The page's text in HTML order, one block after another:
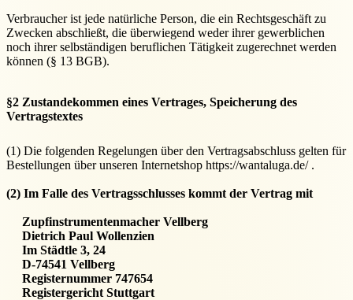
Verbraucher ist jede natürliche Person, die ein Rechtsgeschäft zu
Zwecken abschließt, die überwiegend weder ihrer gewerblichen
noch ihrer selbständigen beruflichen Tätigkeit zugerechnet werden
können (§ 13 BGB).
§2 Zustandekommen eines Vertrages, Speicherung des
Vertragstextes
(1) Die folgenden Regelungen über den Vertragsabschluss gelten für
Bestellungen über unseren Internetshop https://wantaluga.de/ .
(2) Im Falle des Vertragsschlusses kommt der Vertrag mit
Zupfinstrumentenmacher Vellberg
Dietrich Paul Wollenzien
Im Städtle 3, 24
D-74541 Vellberg
Registernummer 747654
Registergericht Stuttgart